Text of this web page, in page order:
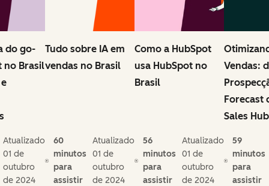
do go-
no Brasil
Atualizado
01 de
outubro
de 2024
Tudo sobre IA em
vendas no Brasil
60
minutos
para
assistir
Atualizado
01 de
outubro
de 2024
Como a HubSpot
usa HubSpot no
Brasil
56
minutos
para
assistir
Atualizado
01 de
outubro
de 2024
Vendas:
Forecast
Sales Hub
59
minutos
para
assistir